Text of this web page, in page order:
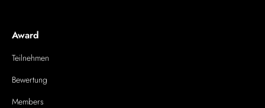
Award
Teilnehmen
Bewertung
Members